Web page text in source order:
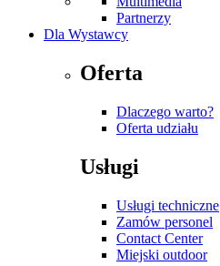
Partnerzy
Dla Wystawcy
Oferta
Dlaczego warto?
Oferta udziału
Usługi
Usługi techniczne
Zamów personel
Contact Center
Miejski outdoor